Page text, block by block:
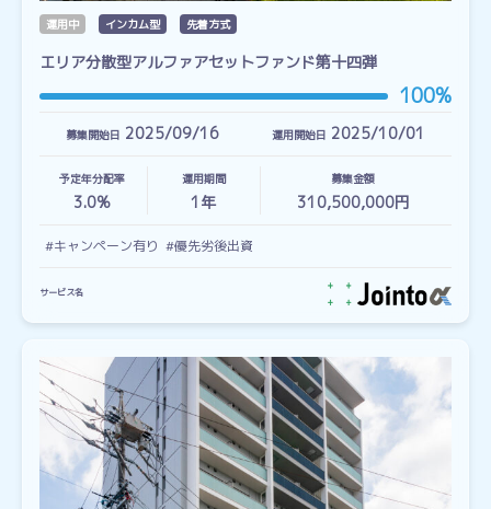
運用中 インカム型 先着方式
エリア分散型アルファアセットファンド第十四弾
100%
募集開始日 2025/09/16 運用開始日 2025/10/01
予定年分配率
3.0%
運用期間
1 年
募集金額
310,500,000円
#キャンペーン有り #優先劣後出資
サービス名